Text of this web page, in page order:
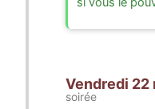
Vendredi 22
soirée